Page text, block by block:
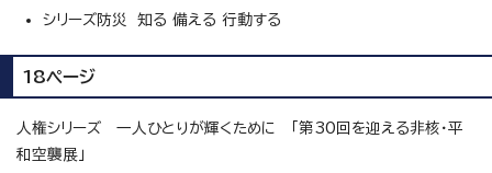
シリーズ防災 知る 備える 行動する
18ページ
人権シリーズ 一人ひとりが輝くために 「第30回を迎える非核・平
和空襲展」